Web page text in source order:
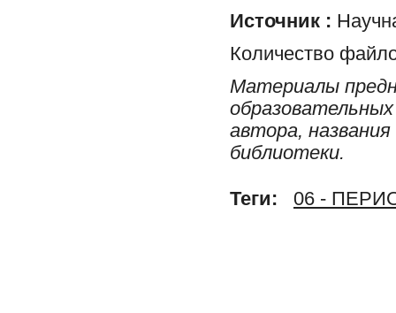
Источник :
Количество
Материалы
автора,
библиотеки.
Теги: 06 -